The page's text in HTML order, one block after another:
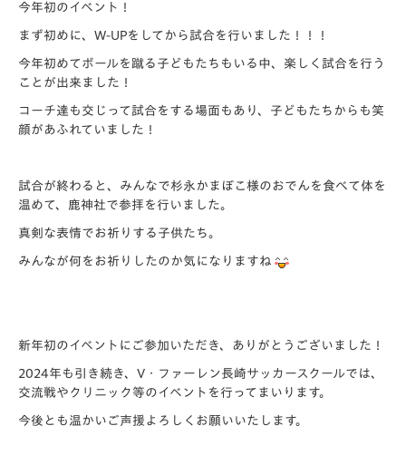
今年初のイベント！
まず初めに、W-UPをしてから試合を行いました！！！
今年初めてボールを蹴る子どもたちもいる中、楽しく試合を行う
ことが出来ました！
コーチ達も交じって試合をする場面もあり、子どもたちからも笑
顔があふれていました！
試合が終わると、みんなで杉永かまぼこ様のおでんを食べて体を
温めて、鹿神社で参拝を行いました。
真剣な表情でお祈りする子供たち。
みんなが何をお祈りしたのか気になりますね
新年初のイベントにご参加いただき、ありがとうございました！
2024年も引き続き、V・ファーレン長崎サッカースクールでは、
交流戦やクリニック等のイベントを行ってまいります。
今後とも温かいご声援よろしくお願いいたします。